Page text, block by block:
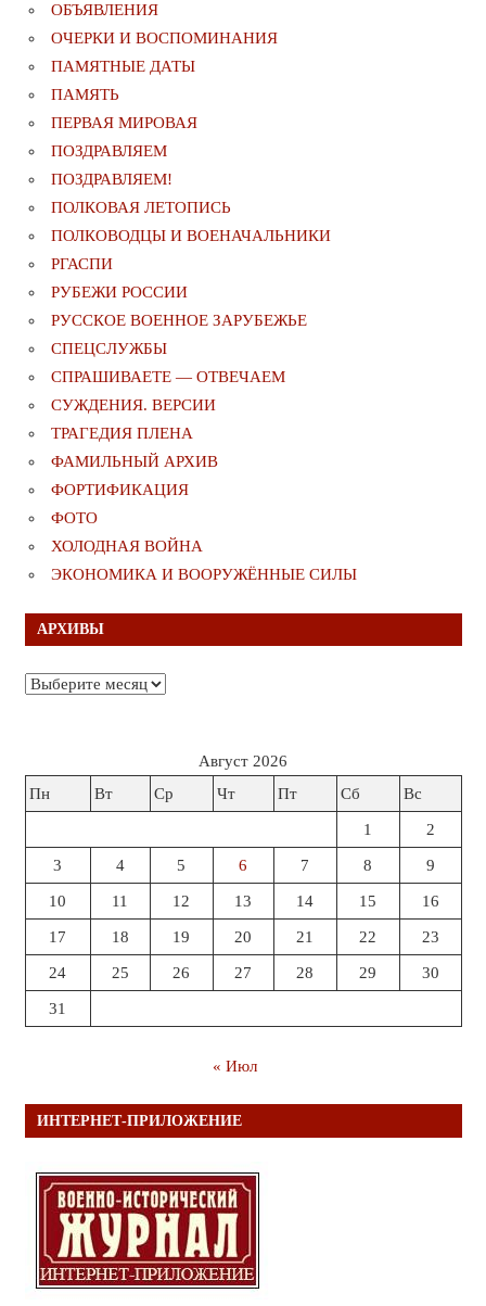
ОБЪЯВЛЕНИЯ
ОЧЕРКИ И ВОСПОМИНАНИЯ
ПАМЯТНЫЕ ДАТЫ
ПАМЯТЬ
ПЕРВАЯ МИРОВАЯ
ПОЗДРАВЛЯЕМ
ПОЗДРАВЛЯЕМ!
ПОЛКОВАЯ ЛЕТОПИСЬ
ПОЛКОВОДЦЫ И ВОЕНАЧАЛЬНИКИ
РГАСПИ
РУБЕЖИ РОССИИ
РУССКОЕ ВОЕННОЕ ЗАРУБЕЖЬЕ
СПЕЦСЛУЖБЫ
СПРАШИВАЕТЕ — ОТВЕЧАЕМ
СУЖДЕНИЯ. ВЕРСИИ
ТРАГЕДИЯ ПЛЕНА
ФАМИЛЬНЫЙ АРХИВ
ФОРТИФИКАЦИЯ
ФОТО
ХОЛОДНАЯ ВОЙНА
ЭКОНОМИКА И ВООРУЖЁННЫЕ СИЛЫ
АРХИВЫ
Архивы
Август 2026
Пн
Вт Ср Чт Пт Сб Вс
1 2
3 4 5 6 7 8 9
10 11 12 13 14 15 16
17 18 19 20 21 22 23
24 25 26 27 28 29 30
31
« Июл
ИНТЕРНЕТ-ПРИЛОЖЕНИЕ